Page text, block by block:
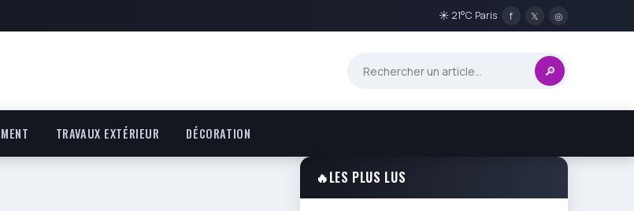
☀ 21°C Paris f 𝕏 ◎
🔎
TRAVAUX EXTÉRIEUR DÉCORATION
🔥LES PLUS LUS